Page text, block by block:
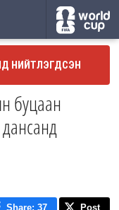
НИЙТЛЭГДСЭН
буцаан
Share: 37 Post